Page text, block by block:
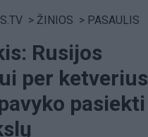
> ŽINIOS > PASAULIS
Rusijos
per ketverius
pasiekti